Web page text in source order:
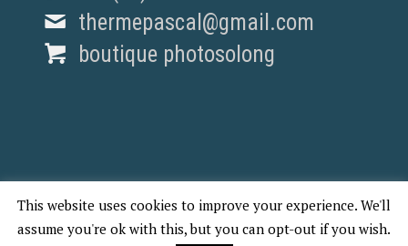
thermepascal@gmail.com
boutique photosolong
© 2018 Pascal Therme - REPORTAGES PHOTO PARIS
This website uses cookies to improve your experience. We'll
assume you're ok with this, but you can opt-out if you wish.